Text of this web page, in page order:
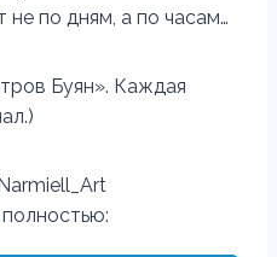
не по дням, а по часам…
Буян». Каждая